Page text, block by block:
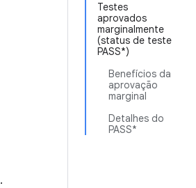
Testes
aprovados
marginalmente
(status de teste
PASS*)
Benefícios da
aprovação
marginal
Detalhes do
PASS*
.